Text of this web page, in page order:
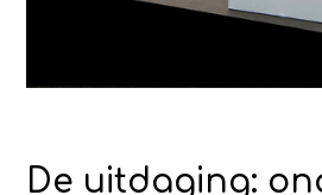
De uitdaging: